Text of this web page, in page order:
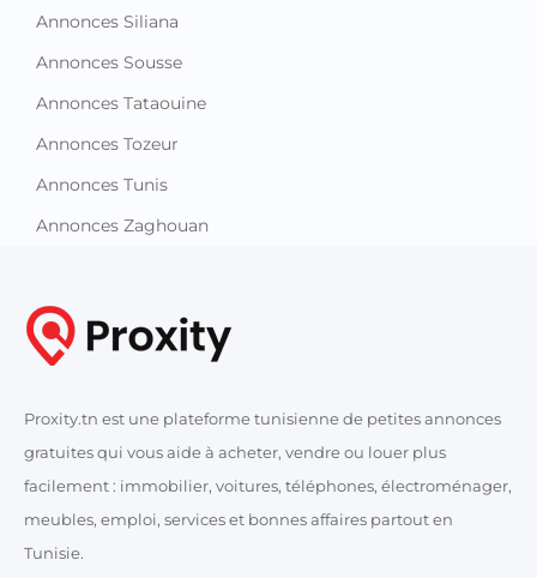
Annonces Siliana
Annonces Sousse
Annonces Tataouine
Annonces Tozeur
Annonces Tunis
Annonces Zaghouan
Proxity.tn est une plateforme tunisienne de petites annonces
gratuites qui vous aide à acheter, vendre ou louer plus
facilement : immobilier, voitures, téléphones, électroménager,
meubles, emploi, services et bonnes affaires partout en
Tunisie.